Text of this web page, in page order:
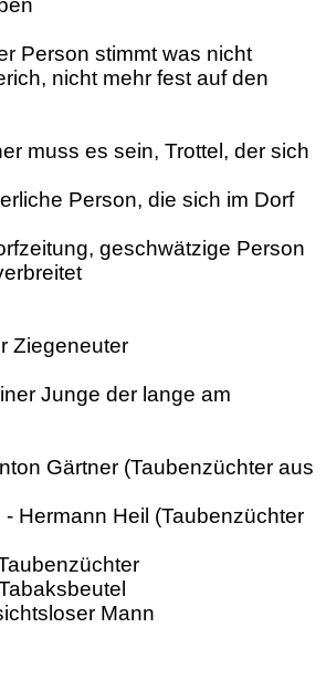
Person stimmt was nicht
nicht mehr fest auf den
muss es sein, Trottel, der sich
Person, die sich im Dorf
geschwätzige Person
Ziegeneuter
Junge der lange am
Gärtner (Taubenzüchter aus
Hermann Heil (Taubenzüchter
Mann